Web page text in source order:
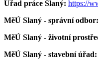
Úřad práce Slaný: https://
MěÚ Slaný - správní odbor:
MěÚ Slaný - životní
MěÚ Slaný - stavební úřad: